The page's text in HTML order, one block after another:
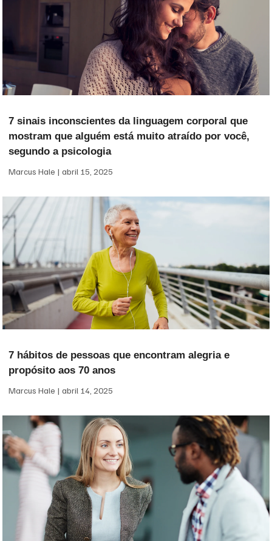
7 sinais inconscientes da linguagem corporal que
mostram que alguém está muito atraído por você,
segundo a psicologia
Marcus Hale abril 15, 2025
7 hábitos de pessoas que encontram alegria e
propósito aos 70 anos
Marcus Hale abril 14, 2025